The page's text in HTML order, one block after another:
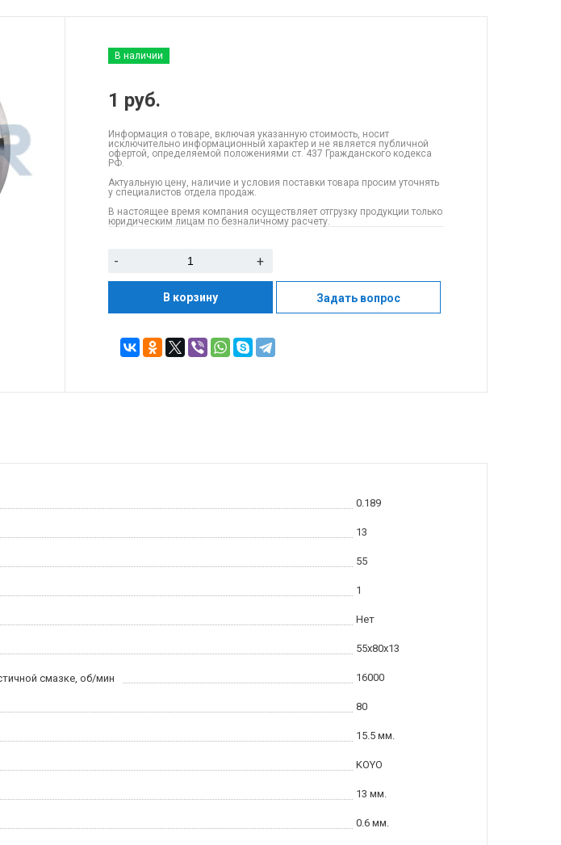
В наличии
1 руб.
Информация о товаре, включая указанную стоимость, носит
исключительно информационный характер и не является публичной
офертой, определяемой положениями ст. 437 Гражданского кодекса
РФ.
Актуальную цену, наличие и условия поставки товара просим уточнять
у специалистов отдела продаж.
В настоящее время компания осуществляет отгрузку продукции только
юридическим лицам по безналичному расчету.
- +
В корзину Задать вопрос
0.189
13
55
1
Нет
55x80x13
смазке, об/мин 16000
80
15.5 мм.
KOYO
13 мм.
0.6 мм.